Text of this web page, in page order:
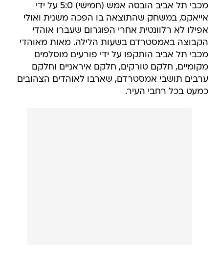
מכבי תל אביב הובסה אמש (חמישי) 5:0 על ידי
אייאקס, במשחק שהתוצאה בו הפכה משנית ואולי
אפילו לא רלוונטית אחרי הפוגרום שעברו אוהדי
הקבוצה באמסטרדם בשעות הלילה. מאות מאוהדי
מכבי תל אביב הותקפו על ידי פורעים מוסלמים
מקומיים, חלקם טורקים, חלקם איראניים וחלקם
ערבים תושבי אמסטרדם, שארבו לאוהדים הצהובים
כמעט בכל רחבי העיר.